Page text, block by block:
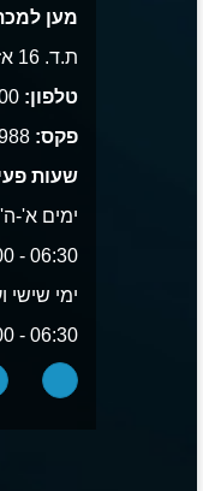
מען
ת.ד. 16 אזור 58190
טלפון: 03-6545000
פקס: 03-6339988
שעות
ימים א'-
06:30 - 17:00
ימי שישי
06:30 - 12:00